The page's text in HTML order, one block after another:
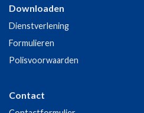
Downloaden
Dienstverlening
Formulieren
Polisvoorwaarden
Contact